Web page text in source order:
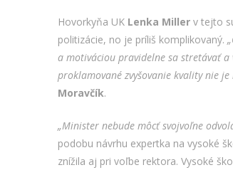
Hovorkyňa UK Lenka Millerv tejto
politizácie, no je príliš komplikovaný.
a motiváciou pravidelne sa stretávať
proklamované zvyšovanie kvality nie
Moravčík.
„Minister nebude môcť svojvoľne
podobu návrhu expertka na vysoké
znížila aj pri voľbe rektora. Vysoké